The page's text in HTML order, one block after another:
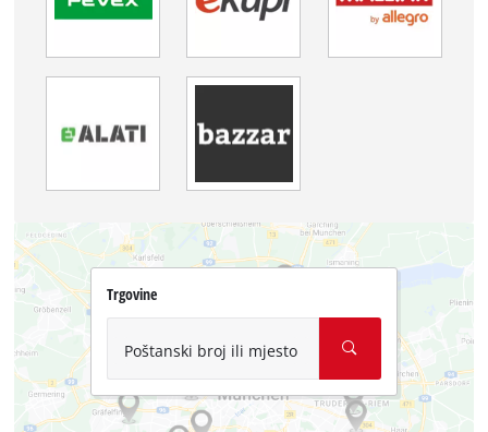
Trgovine
Poštanski broj ili mjesto